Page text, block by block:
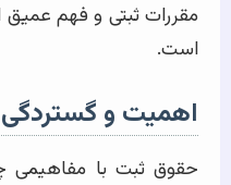
مقررات ثبتی و فهم عمیق
است.
اهمیت و
حقوق ثبت با مفاهیمی